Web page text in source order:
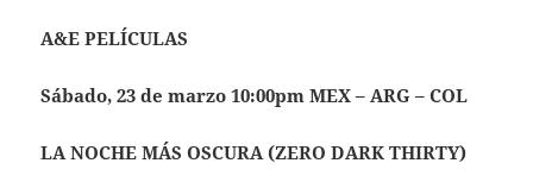
A&E PELÍCULAS
Sábado, 23 de marzo 10:00pm MEX – ARG – COL
LA NOCHE MÁS OSCURA (ZERO DARK THIRTY)